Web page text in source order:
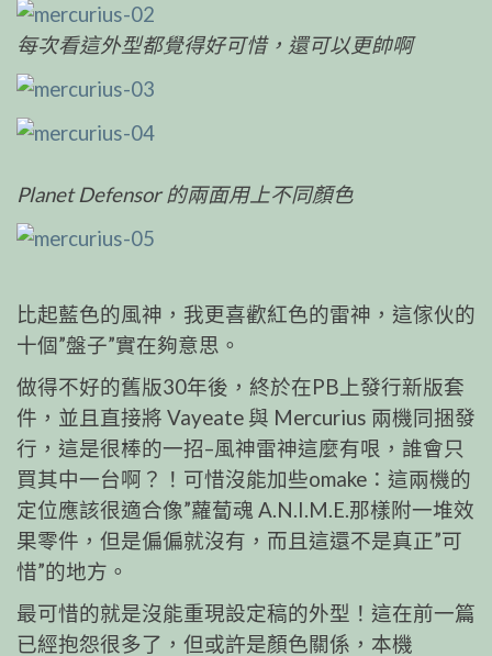
每次看這外型都覺得好可惜，還可以更帥啊
Planet Defensor 的兩面用上不同顏色
比起藍色的風神，我更喜歡紅色的雷神，這傢伙的
十個”盤子”實在夠意思。
做得不好的舊版30年後，終於在PB上發行新版套
件，並且直接將 Vayeate 與 Mercurius 兩機同捆發
行，這是很棒的一招–風神雷神這麼有哏，誰會只
買其中一台啊？！可惜沒能加些omake：這兩機的
定位應該很適合像”蘿蔔魂 A.N.I.M.E.那樣附一堆效
果零件，但是偏偏就沒有，而且這還不是真正”可
惜”的地方。
最可惜的就是沒能重現設定稿的外型！這在前一篇
已經抱怨很多了，但或許是顏色關係，本機